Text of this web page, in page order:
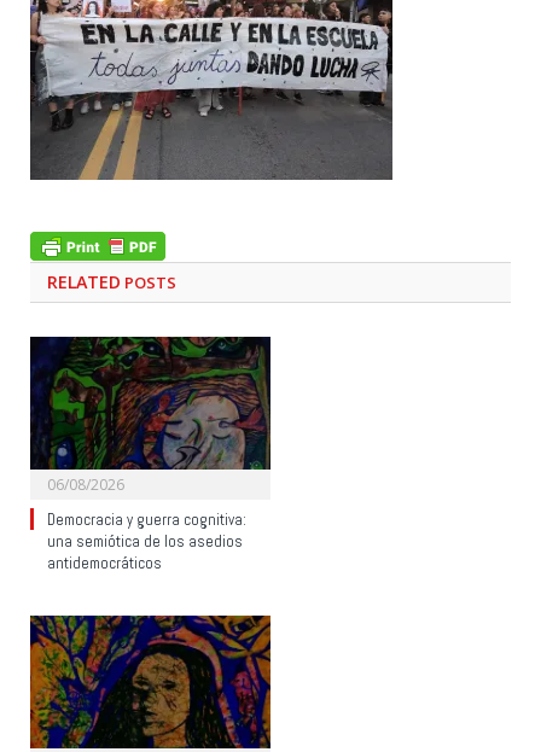
RELATED POSTS
06/08/2026
Democracia y guerra cognitiva:
una semiótica de los asedios
antidemocráticos